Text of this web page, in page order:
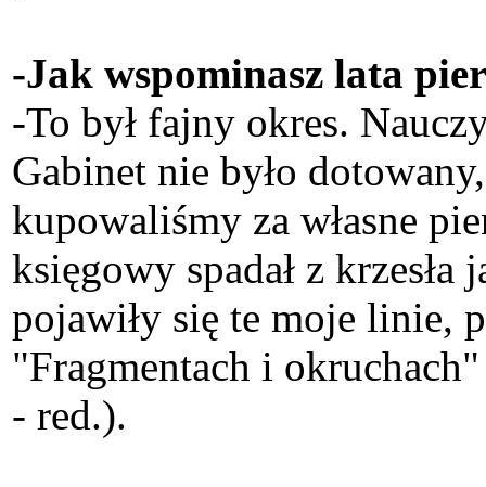
-Jak wspominasz lata
-To był fajny okres.
Gabinet nie było
kupowaliśmy za własne
księgowy spadał z
pojawiły się te moje linie,
"Fragmentach i
- red.).